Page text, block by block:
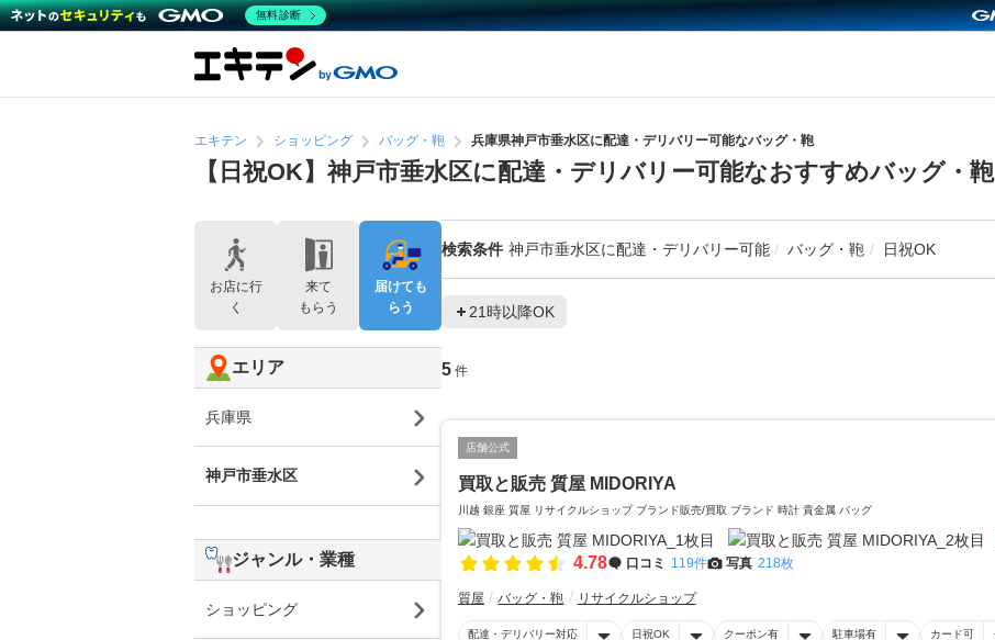
エキテン ショッピング バッグ・鞄 兵庫県神戸市垂水区に配達・デリバリー可能なバッグ・鞄
【日祝OK】神戸市垂水区に配達・デリバリー可能なおすすめバッグ・鞄
検索条件 神戸市垂水区に配達・デリバリー可能 バッグ・鞄 日祝OK
21時以降OK
5 件
店舗公式
買取と販売 質屋 MIDORIYA
川越 銀座 質屋 リサイクルショップ ブランド販売/買取 ブランド 時計 貴金属 バッグ
4.78 口コミ 119件 写真 218枚
質屋 バッグ・鞄 リサイクルショップ
配達・デリバリー対応 日祝OK クーポン有 駐車場有 カード可
お店に行
く
来て
もらう
届けても
らう
エリア
兵庫県
神戸市垂水区
ジャンル・業種
ショッピング
無料診断